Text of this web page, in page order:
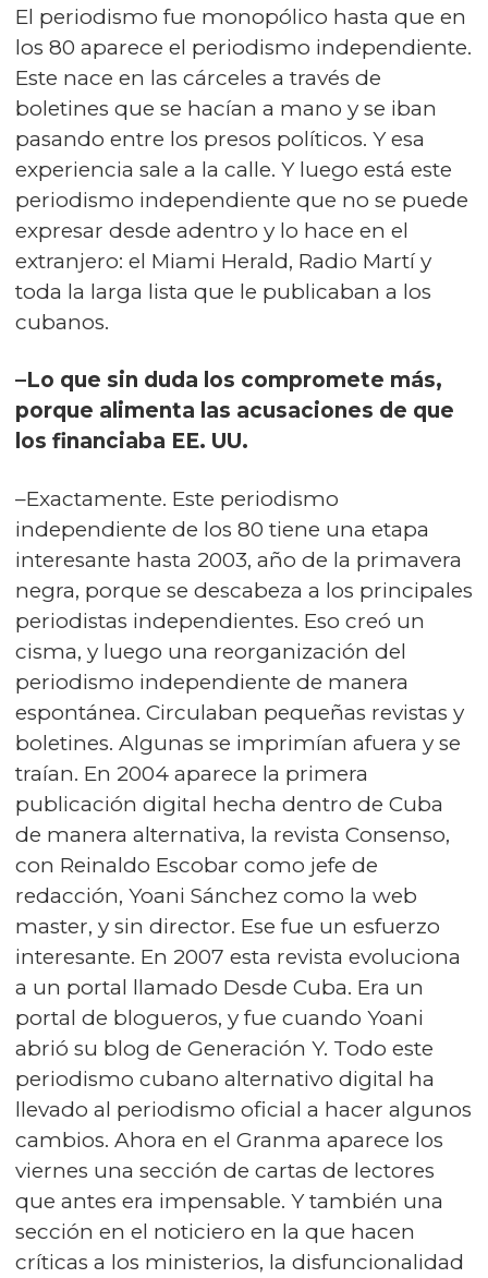
El periodismo fue monopólico hasta que en
los 80 aparece el periodismo independiente.
Este nace en las cárceles a través de
boletines que se hacían a mano y se iban
pasando entre los presos políticos. Y esa
experiencia sale a la calle. Y luego está este
periodismo independiente que no se puede
expresar desde adentro y lo hace en el
extranjero: el Miami Herald, Radio Martí y
toda la larga lista que le publicaban a los
cubanos.
–Lo que sin duda los compromete más,
porque alimenta las acusaciones de que
los financiaba EE. UU.
–Exactamente. Este periodismo
independiente de los 80 tiene una etapa
interesante hasta 2003, año de la primavera
negra, porque se descabeza a los principales
periodistas independientes. Eso creó un
cisma, y luego una reorganización del
periodismo independiente de manera
espontánea. Circulaban pequeñas revistas y
boletines. Algunas se imprimían afuera y se
traían. En 2004 aparece la primera
publicación digital hecha dentro de Cuba
de manera alternativa, la revista Consenso,
con Reinaldo Escobar como jefe de
redacción, Yoani Sánchez como la web
master, y sin director. Ese fue un esfuerzo
interesante. En 2007 esta revista evoluciona
a un portal llamado Desde Cuba. Era un
portal de blogueros, y fue cuando Yoani
abrió su blog de Generación Y. Todo este
periodismo cubano alternativo digital ha
llevado al periodismo oficial a hacer algunos
cambios. Ahora en el Granma aparece los
viernes una sección de cartas de lectores
que antes era impensable. Y también una
sección en el noticiero en la que hacen
críticas a los ministerios, la disfuncionalidad